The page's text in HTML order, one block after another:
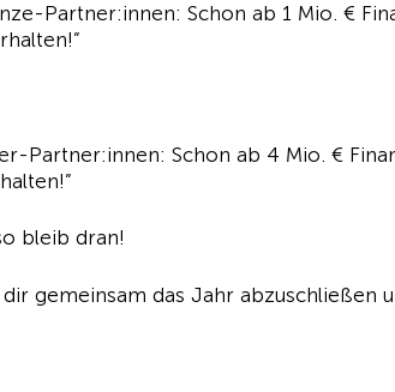
Partner:innen: Schon ab 1 Mio. €
Partner:innen: Schon ab 4 Mio. €
bleib dran!
gemeinsam das Jahr abzuschließen